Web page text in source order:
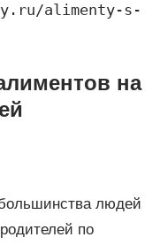
alimenty-s-
на
людей
по